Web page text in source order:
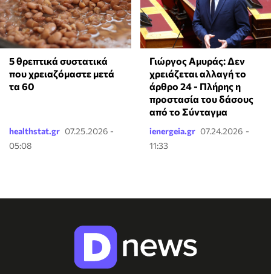
5 θρεπτικά συστατικά
που χρειαζόμαστε μετά
τα 60
healthstat.gr 07.25.2026 -
05:08
Γιώργος Αμυράς: Δεν
χρειάζεται αλλαγή το
άρθρο 24 - Πλήρης η
προστασία του δάσους
από το Σύνταγμα
ienergeia.gr 07.24.2026 -
11:33